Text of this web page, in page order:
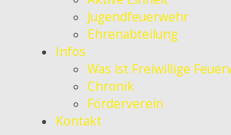
Jugendfeuerwehr
Ehrenabteilung
Infos
Was ist Freiwillige
Chronik
Förderverein
Kontakt